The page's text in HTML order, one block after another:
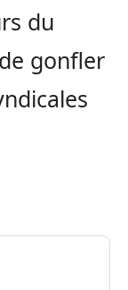
du
gonfler